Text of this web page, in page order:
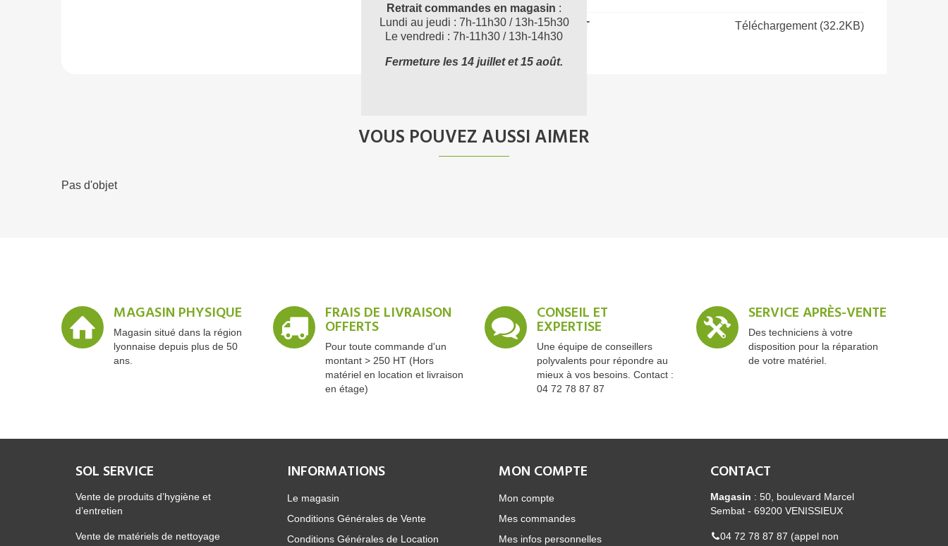
0109060_FT Téléchargement (32.2KB)
VOUS POUVEZ AUSSI AIMER
Pas d'objet
MAGASIN PHYSIQUE
Magasin situé dans la région
lyonnaise depuis plus de 50
ans.
FRAIS DE LIVRAISON
OFFERTS
Pour toute commande d'un
montant > 250 HT (Hors
matériel en location et livraison
en étage)
CONSEIL ET
EXPERTISE
Une équipe de conseillers
polyvalents pour répondre au
mieux à vos besoins. Contact :
04 72 78 87 87
SERVICE APRÈS-VENTE
Des techniciens à votre
disposition pour la réparation
de votre matériel.
INFORMATIONS
Le magasin
Conditions Générales de Vente
Conditions Générales de Location
MON COMPTE
Mon compte
Mes commandes
Mes infos personnelles
SOL SERVICE
Vente de produits d’hygiène et
d’entretien
Vente de matériels de nettoyage
CONTACT
Magasin : 50, boulevard Marcel
Sembat - 69200 VENISSIEUX
04 72 78 87 87 (appel non
Retrait commandes en magasin :
Lundi au jeudi : 7h-11h30 / 13h-15h30
Le vendredi : 7h-11h30 / 13h-14h30
Fermeture les 14 juillet et 15 août.